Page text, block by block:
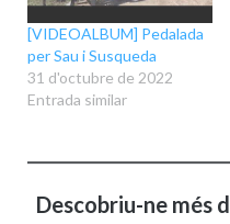
[VIDEOALBUM] Pedalada
per Sau i Susqueda
31 d'octubre de 2022
Entrada similar
Descobriu-ne més